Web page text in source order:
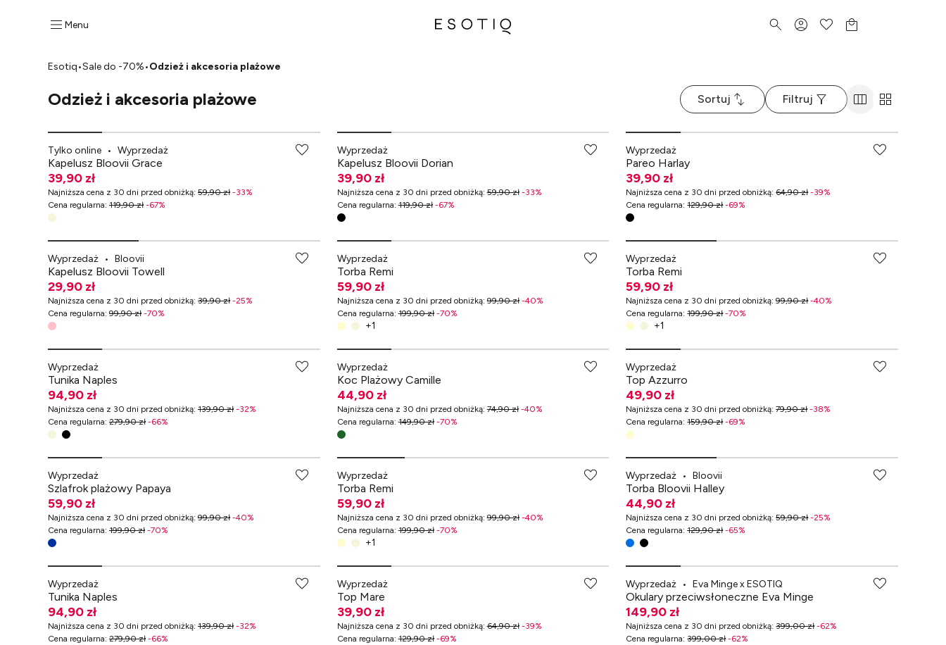
Menu
Esotiq•Sale do -70%•Odzież i akcesoria plażowe
Odzież i akcesoria plażowe Sortuj Filtruj
Tylko online • Wyprzedaż
Kapelusz Bloovii Grace
39,90 zł
Najniższa cena z 30 dni przed obniżką: 59,90 zł -33%
Cena regularna: 119,90 zł -67%
Wyprzedaż
Kapelusz Bloovii Dorian
39,90 zł
Najniższa cena z 30 dni przed obniżką:59,90 zł-33%
Cena regularna:119,90 zł-67%
Wyprzedaż
Pareo Harlay
39,90 zł
Najniższa cena z 30 dni przed obniżką:64,90 zł-39%
Cena regularna:129,90 zł-69%
Wyprzedaż • Bloovii
Kapelusz Bloovii Towell
29,90 zł
Najniższa cena z 30 dni przed obniżką: 39,90 zł -25%
Cena regularna: 99,90 zł -70%
Wyprzedaż
Torba Remi
59,90 zł
Najniższa cena z 30 dni przed obniżką:99,90 zł-40%
Cena regularna:199,90 zł-70%
+1
Wyprzedaż
Torba Remi
59,90 zł
Najniższa cena z 30 dni przed obniżką:99,90 zł-40%
Cena regularna:199,90 zł-70%
+1
Wyprzedaż
Tunika Naples
94,90 zł
Najniższa cena z 30 dni przed obniżką: 139,90 zł -32%
Cena regularna: 279,90 zł -66%
Wyprzedaż
Koc Plażowy Camille
44,90 zł
Najniższa cena z 30 dni przed obniżką:74,90 zł-40%
Cena regularna:149,90 zł-70%
Wyprzedaż
Top Azzurro
49,90 zł
Najniższa cena z 30 dni przed obniżką:79,90 zł-38%
Cena regularna:159,90 zł-69%
Wyprzedaż
Szlafrok plażowy Papaya
59,90 zł
Najniższa cena z 30 dni przed obniżką: 99,90 zł -40%
Cena regularna: 199,90 zł -70%
Wyprzedaż
Torba Remi
59,90 zł
Najniższa cena z 30 dni przed obniżką:99,90 zł-40%
Cena regularna:199,90 zł-70%
+1
Wyprzedaż • Bloovii
Torba Bloovii Halley
44,90 zł
Najniższa cena z 30 dni przed obniżką:59,90 zł-25%
Cena regularna:129,90 zł-65%
Wyprzedaż
Tunika Naples
94,90 zł
Najniższa cena z 30 dni przed obniżką: 139,90 zł -32%
Cena regularna: 279,90 zł -66%
Wyprzedaż
Top Mare
39,90 zł
Najniższa cena z 30 dni przed obniżką:64,90 zł-39%
Cena regularna:129,90 zł-69%
Wyprzedaż • Eva Minge x ESOTIQ
Okulary przeciwsłoneczne Eva Minge
149,90 zł
Najniższa cena z 30 dni przed obniżką:399,00 zł-62%
Cena regularna:399,00 zł-62%